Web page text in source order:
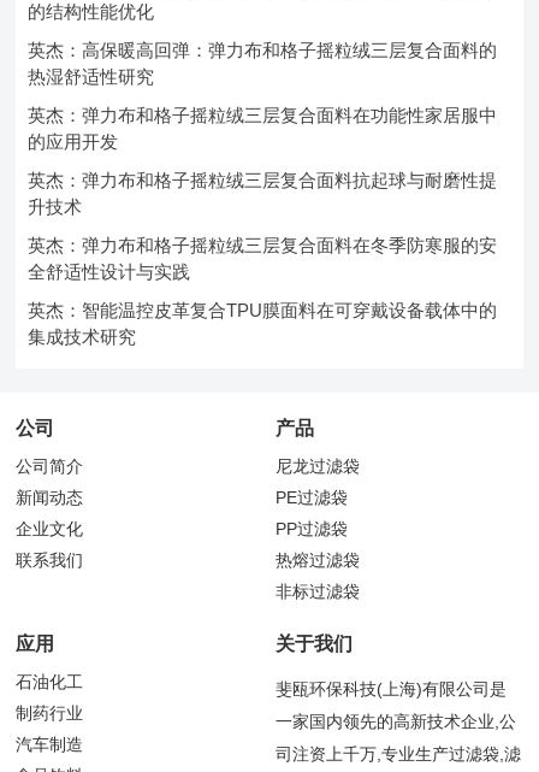
的结构性能优化
英杰：高保暖高回弹：弹力布和格子摇粒绒三层复合面料的
热湿舒适性研究
英杰：弹力布和格子摇粒绒三层复合面料在功能性家居服中
的应用开发
英杰：弹力布和格子摇粒绒三层复合面料抗起球与耐磨性提
升技术
英杰：弹力布和格子摇粒绒三层复合面料在冬季防寒服的安
全舒适性设计与实践
英杰：智能温控皮革复合TPU膜面料在可穿戴设备载体中的
集成技术研究
公司
公司简介
新闻动态
企业文化
联系我们
产品
尼龙过滤袋
PE过滤袋
PP过滤袋
热熔过滤袋
非标过滤袋
应用
石油化工
制药行业
汽车制造
关于我们
斐瓯环保科技(上海)有限公司是
一家国内领先的高新技术企业,公
司注资上千万,专业生产过滤袋,滤